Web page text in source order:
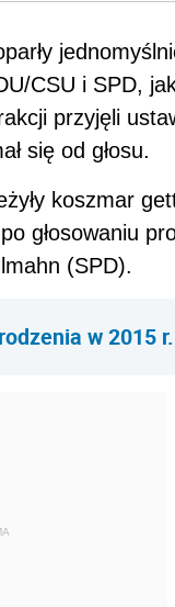
CSU i SPD,
przyjęli
się od głosu.
koszmar
głosowaniu
(SPD).
w 2015